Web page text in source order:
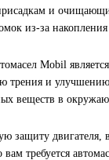
и
из-за накопления
Mobil
трения и
веществ в
защиту
вам требуется